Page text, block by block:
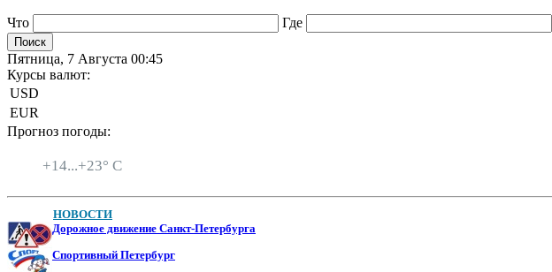
Что Где
Пятница, 7 Августа 00:45
Курсы валют:
USD
EUR
Прогноз погоды:
+14...+23° C
НОВОСТИ
Дорожное движение Санкт-Петербурга
Спортивный Петербург